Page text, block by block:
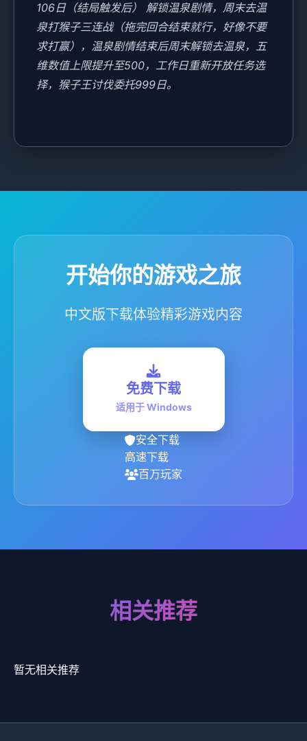
106日（结局触发后） 解锁温泉剧情，周末去温
泉打猴子三连战（拖完回合结束就行，好像不要
求打赢），温泉剧情结束后周末解锁去温泉，五
维数值上限提升至500，工作日重新开放任务选
择，猴子王讨伐委托999日。
开始你的游戏之旅
中文版下载体验精彩游戏内容
免费下载
适用于 Windows
安全下载
高速下载
百万玩家
相关推荐
暂无相关推荐